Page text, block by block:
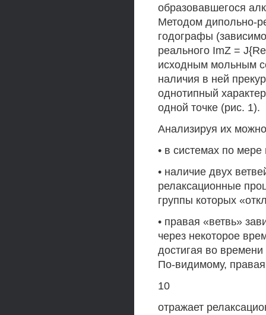
образовавшегося
Методом дипольно-
годографы
реального ImZ =
исходным мольным
наличия в ней
однотипный
одной точке (рис. 1).
Анализируя их
• в системах по
• наличие двух
релаксационные
группы которых
• правая «ветвь»
через некоторое
достигая во
По-видимому,
10
отражает